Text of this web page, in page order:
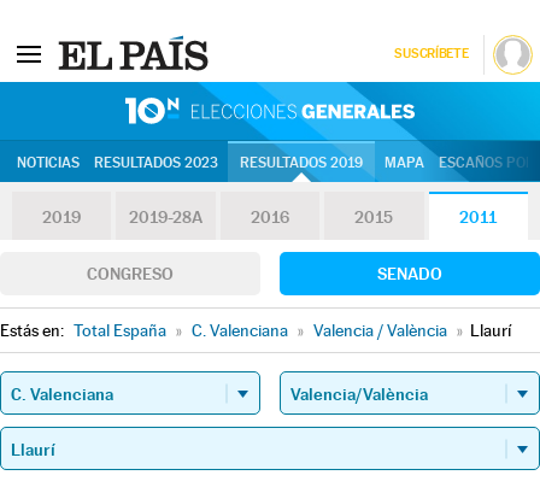
SUSCRÍBETE
NOTICIAS RESULTADOS 2023 RESULTADOS 2019 MAPA ESCAÑOS
2019 2019-28A 2016 2015 2011
CONGRESO SENADO
Estás en: Total España » C. Valenciana » Valencia / València » Llaurí